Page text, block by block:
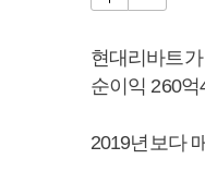
현대리바트
순이익 260
2019년보다